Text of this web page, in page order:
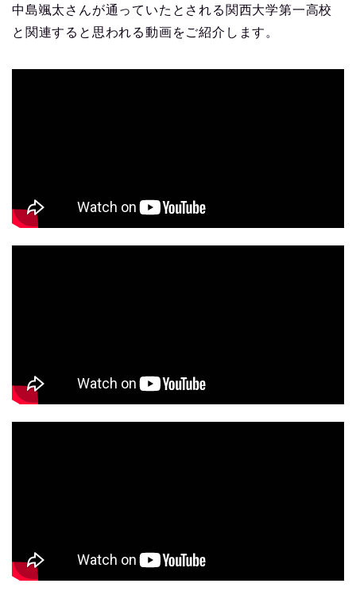
中島颯太さんが通っていたとされる関西大学第一高校
と関連すると思われる動画をご紹介します。